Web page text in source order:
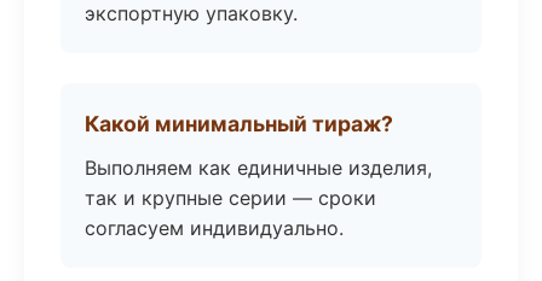
экспортную упаковку.
Какой минимальный тираж?
Выполняем как единичные изделия,
так и крупные серии — сроки
согласуем индивидуально.